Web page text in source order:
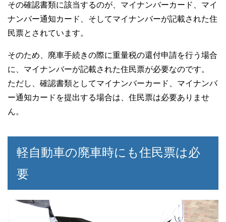
その確認書類に該当するのが、マイナンバーカード、マイ
ナンバー通知カード、そしてマイナンバーが記載された住
民票とされています。
そのため、廃車手続きの際に重量税の還付申請を行う場合
に、マイナンバーが記載された住民票が必要なのです。
ただし、確認書類としてマイナンバーカード、マイナンバ
ー通知カードを提出する場合は、住民票は必要ありませ
ん。
軽自動車の廃車時にも住民票は必
要